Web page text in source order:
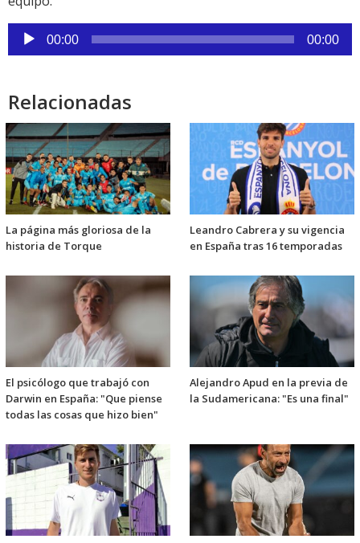
Reproductor
de
00:00 00:00
Relacionadas
La página más gloriosa de la
historia de Torque
Leandro Cabrera y su vigencia
en España tras 16 temporadas
El psicólogo que trabajó con
Darwin en España: "Que piense
todas las cosas que hizo bien"
Alejandro Apud en la previa de
la Sudamericana: "Es una final"